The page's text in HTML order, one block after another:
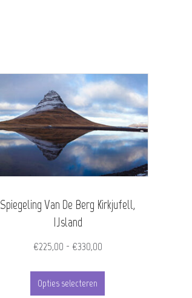
Spiegeling Van De Berg Kirkjufell,
IJsland
€225,00 - €330,00Prijsklasse:
Opties selecteren
Dit
product